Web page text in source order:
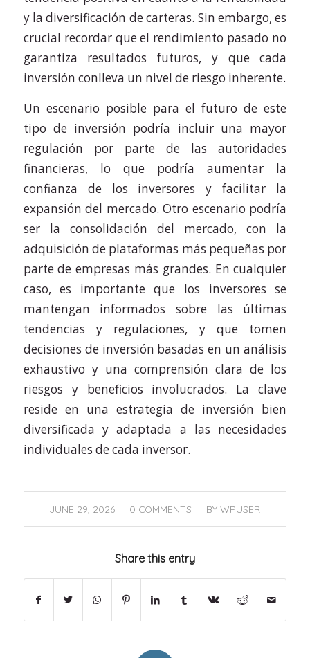
y la diversificación de carteras. Sin embargo, es
crucial recordar que el rendimiento pasado no
garantiza resultados futuros, y que cada
inversión conlleva un nivel de riesgo inherente.
Un escenario posible para el futuro de este
tipo de inversión podría incluir una mayor
regulación por parte de las autoridades
financieras, lo que podría aumentar la
confianza de los inversores y facilitar la
expansión del mercado. Otro escenario podría
ser la consolidación del mercado, con la
adquisición de plataformas más pequeñas por
parte de empresas más grandes. En cualquier
caso, es importante que los inversores se
mantengan informados sobre las últimas
tendencias y regulaciones, y que tomen
decisiones de inversión basadas en un análisis
exhaustivo y una comprensión clara de los
riesgos y beneficios involucrados. La clave
reside en una estrategia de inversión bien
diversificada y adaptada a las necesidades
individuales de cada inversor.
JUNE 29, 2026
/ 0 COMMENTS
/ BYWPUSER
Share this entry